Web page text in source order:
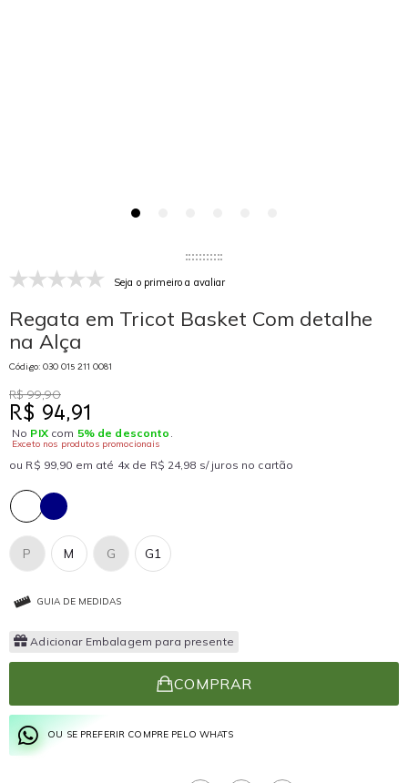
Seja o primeiro a avaliar
Regata em Tricot Basket Com detalhe
na Alça
Código: 030 015 211 0081
R$ 99,90
R$ 94,91
No PIXcom 5% de desconto .
Exceto nos produtos promocionais
ou R$ 99,90 em até 4x de R$ 24,98 s/ juros no cartão
M G G1
P
GUIA DE MEDIDAS
Adicionar Embalagem para presente
COMPRAR
OU SE PREFERIR COMPRE PELO WHATS